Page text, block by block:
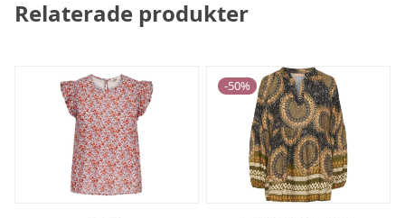
Relaterade produkter
-50%